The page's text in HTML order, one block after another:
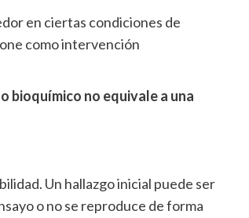
en ciertas condiciones de
como intervención
bioquímico no equivale a una
Un hallazgo inicial puede ser
o no se reproduce de forma